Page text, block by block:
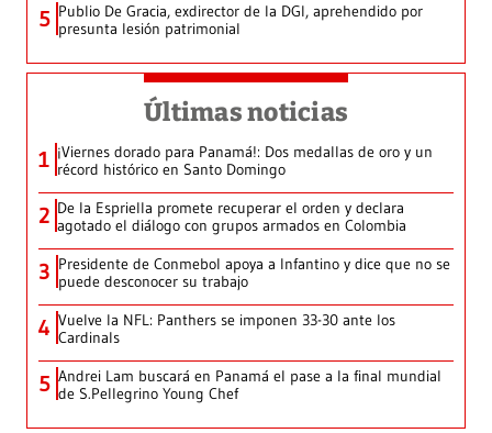
5 Publio De Gracia, exdirector de la DGI, aprehendido por
presunta lesión patrimonial
Últimas noticias
1 ¡Viernes dorado para Panamá!: Dos medallas de oro y un
récord histórico en Santo Domingo
2 De la Espriella promete recuperar el orden y declara
agotado el diálogo con grupos armados en Colombia
3 Presidente de Conmebol apoya a Infantino y dice que no se
puede desconocer su trabajo
4 Vuelve la NFL: Panthers se imponen 33-30 ante los
Cardinals
5 Andrei Lam buscará en Panamá el pase a la final mundial
de S.Pellegrino Young Chef